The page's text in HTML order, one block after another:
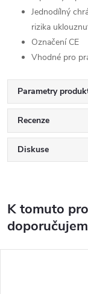
Jednodílný
rizika
Označení CE
Vhodné pro
Parametry
Recenze
Diskuse
K tomuto